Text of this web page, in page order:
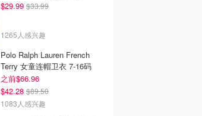
$29.99 $33.99
1265人感兴趣
Polo Ralph Lauren French
Terry 女童连帽卫衣 7-16码
之前$66.96
$42.28 $89.50
1083人感兴趣